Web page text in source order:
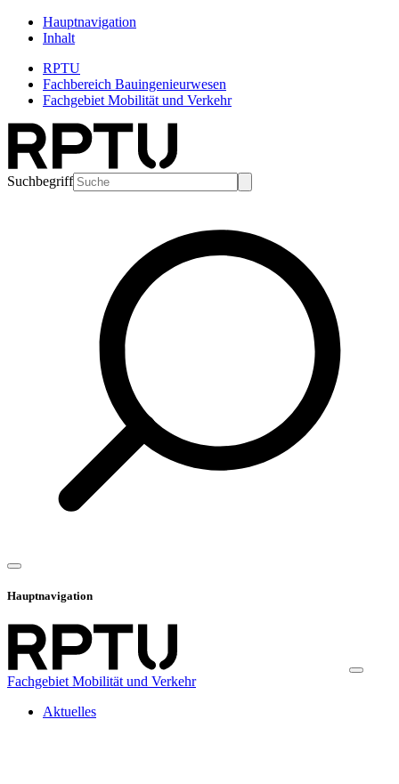
Hauptnavigation
Inhalt
RPTU
Fachbereich Bauingenieurwesen
Fachgebiet Mobilität und Verkehr
Suchbegriff
Hauptnavigation
Fachgebiet Mobilität und Verkehr
Aktuelles